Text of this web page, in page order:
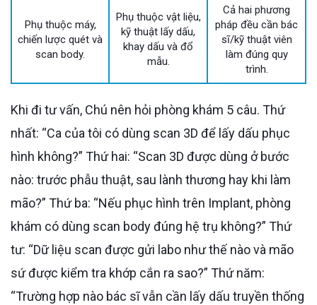
Phụ thuộc máy,
chiến lược quét và
scan body.
Phụ thuộc vật liệu,
kỹ thuật lấy dấu,
khay dấu và đổ
mẫu.
Cả hai phương
pháp đều cần bác
sĩ/kỹ thuật viên
làm đúng quy
trình.
Khi đi tư vấn, Chú nên hỏi phòng khám 5 câu. Thứ
nhất: “Ca của tôi có dùng scan 3D để lấy dấu phục
hình không?” Thứ hai: “Scan 3D được dùng ở bước
nào: trước phẫu thuật, sau lành thương hay khi làm
mão?” Thứ ba: “Nếu phục hình trên Implant, phòng
khám có dùng scan body đúng hệ trụ không?” Thứ
tư: “Dữ liệu scan được gửi labo như thế nào và mão
sứ được kiểm tra khớp cắn ra sao?” Thứ năm:
“Trường hợp nào bác sĩ vẫn cần lấy dấu truyền thống